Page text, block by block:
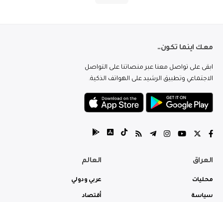
معك اينما تكون..
ابقى على تواصل معنا عبر منصاتنا على التواصل
الاجتماعي وتطبيق الرشيد على الهواتف الذكية.
العراق
محليات
سياسة
العالم
عربي ودولي
أقتصاد